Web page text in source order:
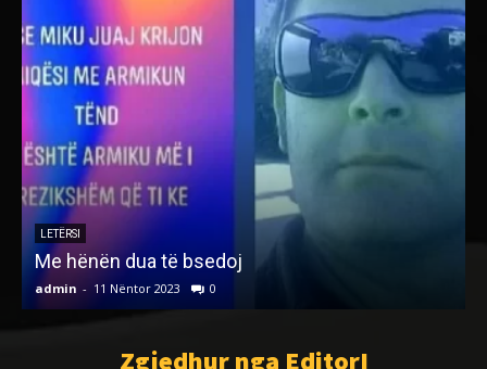
LETËRSI
Me hënën dua të bsedoj
admin - 11 Nëntor 2023 0
Zgjedhur nga EditorI